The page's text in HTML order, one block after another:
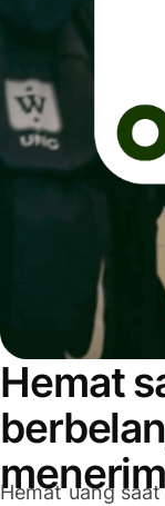
Hemat
Hemat uang